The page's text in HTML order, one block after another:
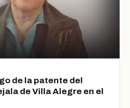
de la patente del
de Villa Alegre en el